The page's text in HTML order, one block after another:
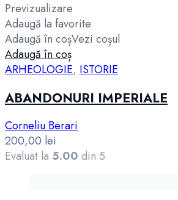
Previzualizare
Adaugă la favorite
Adaugă în coșVezi coșul
Adaugă în coș
ARHEOLOGIE, ISTORIE
ABANDONURI IMPERIALE
Corneliu Berari
200,00 lei
Evaluat la 5.00 din 5